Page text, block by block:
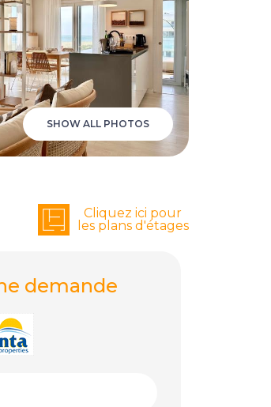
SHOW ALL PHOTOS
Cliquez ici pour
les plans d'étages
demande